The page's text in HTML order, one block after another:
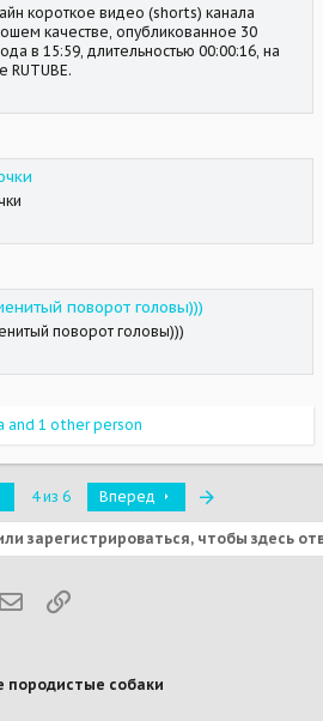
короткое видео (shorts) канала
качестве, опубликованное 30
в 15:59, длительностью 00:00:16, на
RUTUBE.
поворот головы)))
поворот головы)))
and 1 other person
4 из 6 Вперед
зарегистрироваться, чтобы здесь
Электронная почта
Ссылка
породистые собаки